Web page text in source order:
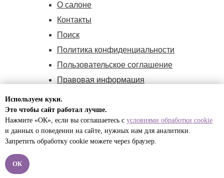
ИП Малышева Полина Игоревна,
ИНН:732594170171,
Политика конфиденциальности
Пользовательское соглашение
Правовая информация
Оферта
О салоне
Контакты
Поиск
Используем куки.
Это чтобы сайт работал лучше.
Нажмите «ОК», если вы соглашаетесь с условиями обработки cookie
и данных о поведении на сайте, нужных нам для аналитики.
Запретить обработку cookie можете через браузер.
ОК